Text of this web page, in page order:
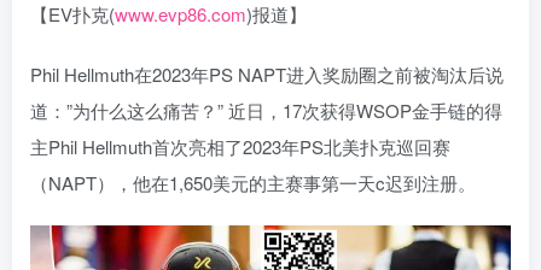
【EV扑克(www.evp86.com)报道】
Phil Hellmuth在2023年PS NAPT进入奖励圈之前被淘汰后说
道：”为什么这么痛苦？” 近日，17次获得WSOP金手链的得
主Phil Hellmuth首次亮相了2023年PS北美扑克巡回赛
（NAPT），他在1,650美元的主赛事第一天c迟到注册。